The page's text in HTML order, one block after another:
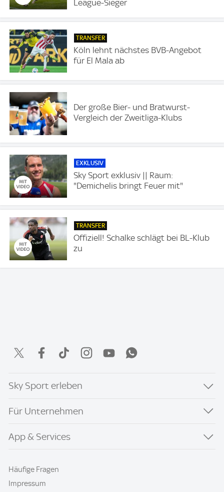
League-Sieger
TRANSFER
Köln lehnt nächstes BVB-Angebot
für El Mala ab
Der große Bier- und Bratwurst-
Vergleich der Zweitliga-Klubs
EXKLUSIV
Sky Sport exklusiv || Raum:
"Demichelis bringt Feuer mit"
TRANSFER
Offiziell! Schalke schlägt bei BL-Klub
zu
Sky Sport erleben
Für Unternehmen
App & Services
Häufige Fragen
Impressum